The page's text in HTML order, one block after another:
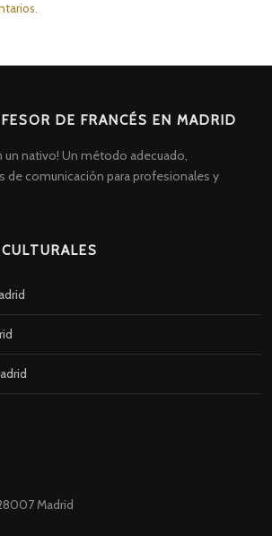
DE FRANCÉS EN MADRID
un nativo! Un método adecuado,
de comunicación para profesionales y
Madrid